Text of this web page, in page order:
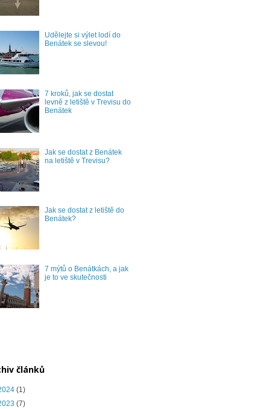
Udělejte si výlet lodí do
Benátek se slevou!
7 kroků, jak se dostat
levně z letiště v Trevisu do
Benátek
Jak se dostat z Benátek
na letiště v Trevisu?
Jak se dostat z letiště do
Benátek?
7 mýtů o Benátkách, a jak
je to ve skutečnosti
článků
(1)
(7)